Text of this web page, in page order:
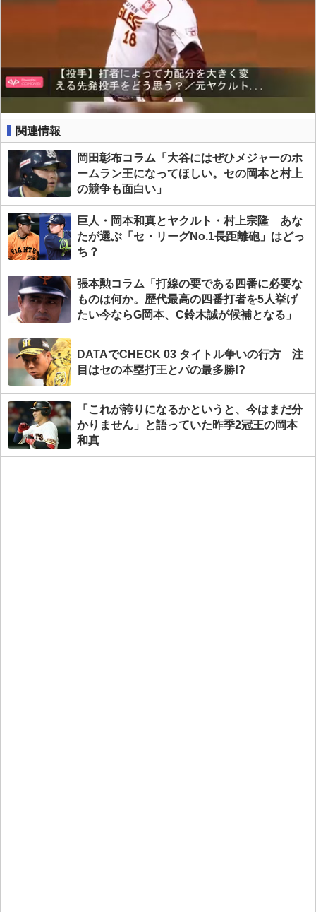
関連情報
岡田彰布コラム「大谷にはぜひメジャーのホ
ームラン王になってほしい。セの岡本と村上
の競争も面白い」
巨人・岡本和真とヤクルト・村上宗隆 あな
たが選ぶ「セ・リーグNo.1長距離砲」はどっ
ち？
張本勲コラム「打線の要である四番に必要な
ものは何か。歴代最高の四番打者を5人挙げ
たい今ならG岡本、C鈴木誠が候補となる」
DATAでCHECK 03 タイトル争いの行方 注
目はセの本塁打王とパの最多勝!?
「これが誇りになるかというと、今はまだ分
かりません」と語っていた昨季2冠王の岡本
和真